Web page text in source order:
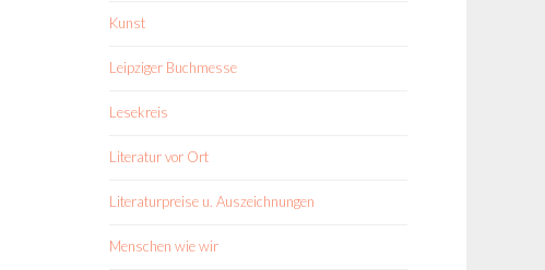
Kunst
Leipziger Buchmesse
Lesekreis
Literatur vor Ort
Literaturpreise u. Auszeichnungen
Menschen wie wir